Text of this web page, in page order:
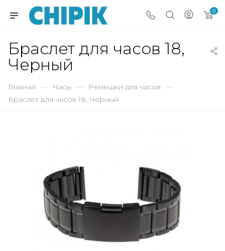
0
Браслет для часов 18,
Черный
Главная — Часы — Ремешки для часов —
Браслет для часов 18, Черный